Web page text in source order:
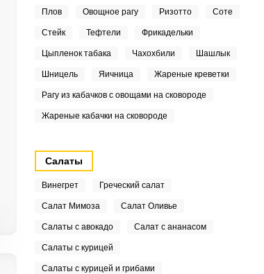
Плов Овощное рагу Ризотто Соте
Стейк Тефтели Фрикадельки
Цыпленок табака Чахохбили Шашлык
Шницель Яичница Жареные креветки
Рагу из кабачков с овощами на сковороде
Жареные кабачки на сковороде
Салаты
Винегрет Греческий салат
Салат Мимоза Салат Оливье
Салаты с авокадо Салат с ананасом
Салаты с курицей
Салаты с курицей и грибами